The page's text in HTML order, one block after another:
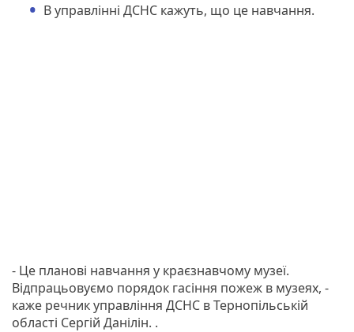
В управлінні ДСНС кажуть, що це навчання.
- Це планові навчання у краєзнавчому музеї.
Відпрацьовуємо порядок гасіння пожеж в музеях, -
каже речник управління ДСНС в Тернопільській
області Сергій Данілін. .